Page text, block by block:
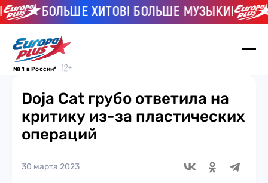
БОЛЬШЕ ХИТОВ! БОЛЬШЕ МУЗЫКИ!
№ 1 в России*
Doja Cat грубо ответила на
критику из-за пластических
операций
30 марта 2023